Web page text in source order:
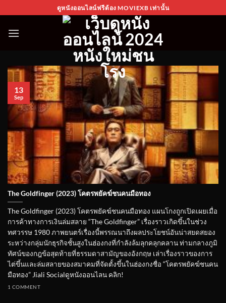
to
content
ดูหนังออนไลน์ฟรีต้อง MOVIEXB เท่านั้น
The Goldfinger (2023) โคตรพยัคฆ์ชนคนมือทอง
The Goldfinger (2023) โคตรพยัคฆ์ชนคนมือทอง แผนโกงถูกเปิดเผยเมื่อ
การค้าทางการเงินล่มสลาย “The Goldfinger” เรื่องราวเกิดขึ้นในช่วง
ทศวรรษ 1980 ภาพยนตร์เรื่องนี้พรรณนาถึงผลประโยชน์อันน่าสยดสยอง
ระหว่างกลุ่มนักธุรกิจชั้นสูงในฮ่องกงที่กำลังล้มลุกคลุกคลาน ท่ามกลางภูมิ
ทัศน์ของกฎข้อสุดท้ายที่ธรรมดาสามัญของอังกฤษ เล่าเรื่องราวของการ
ไต่ขึ้นและล่มสลายของสมาคมที่จัดตั้งขึ้นในฮ่องกงชื่อ “โคตรพยัคฆ์ชนคน
มือทอง” Jiali Socialดูหนังออนไลน คลิก!
1 COMMENT
13
Sep